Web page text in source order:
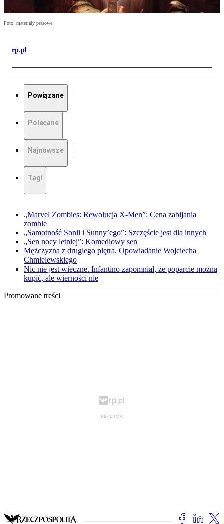
Foto: materiały prasowe
rp.pl
Powiązane
Polecane
Najnowsze
Tagi
„Marvel Zombies: Rewolucja X-Men”: Cena zabijania
zombie
„Samotność Sonii i Sunny’ego”: Szczęście jest dla innych
„Sen nocy letniej”: Komediowy sen
Mężczyzna z drugiego piętra. Opowiadanie Wojciecha
Chmielewskiego
Nic nie jest wieczne. Infantino zapomniał, że poparcie można
kupić, ale wierności nie
Promowane treści